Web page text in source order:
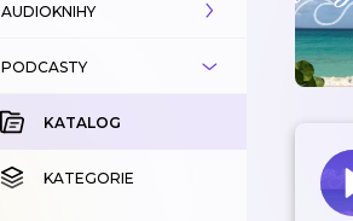
AUDIOKNIHY
KATALOG
KOUPENÉ
KATEGORIE
PODCASTY
KATALOG
KATEGORIE